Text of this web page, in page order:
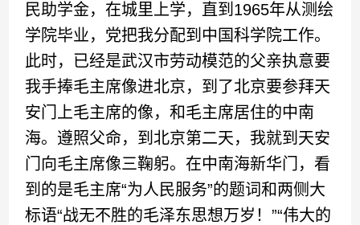
民助学金，在城里上学，直到1965年从测绘
学院毕业，党把我分配到中国科学院工作。
此时，已经是武汉市劳动模范的父亲执意要
我手捧毛主席像进北京，到了北京要参拜天
安门上毛主席的像，和毛主席居住的中南
海。遵照父命，到北京第二天，我就到天安
门向毛主席像三鞠躬。在中南海新华门，看
到的是毛主席“为人民服务”的题词和两侧大
标语“战无不胜的毛泽东思想万岁！”“伟大的